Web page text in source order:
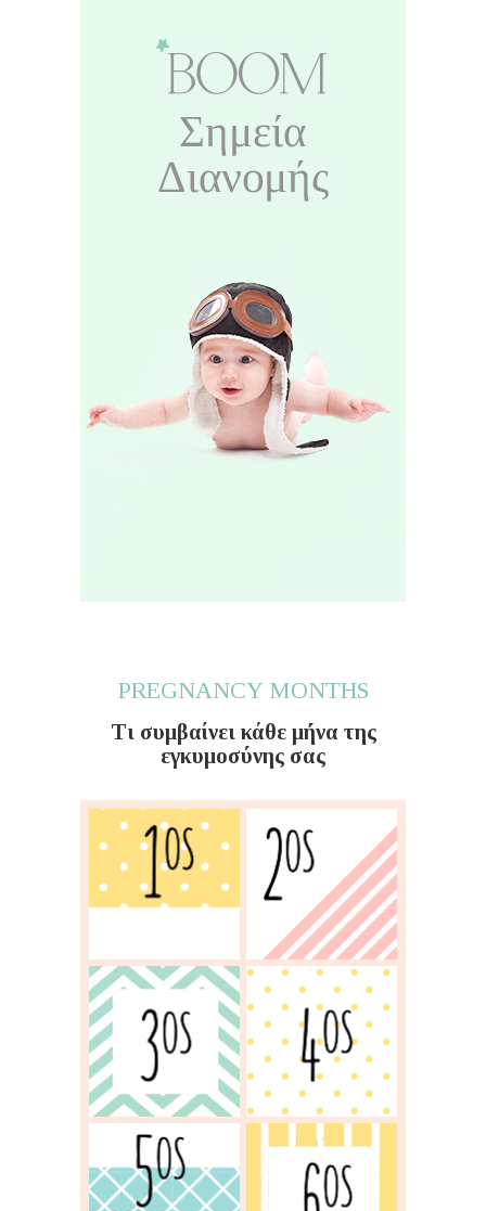
PREGNANCY MONTHS
Τι συμβαίνει κάθε μήνα της
εγκυμοσύνης σας